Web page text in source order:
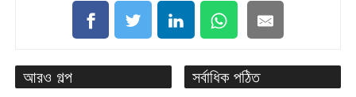
আরও গল্প সর্বাধিক পঠিত